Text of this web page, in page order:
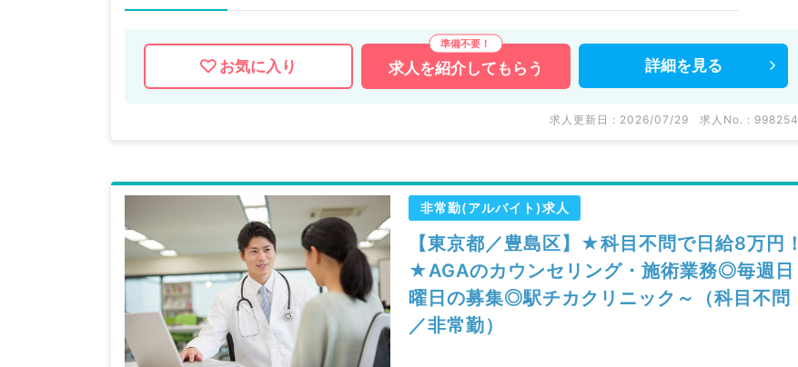
お気に入り 求人を紹介してもらう 詳細を 見る
求人更新日 : 2026/07/29 求人No. : 998254
非常勤(アルバイト)求人
【東京都／豊島区】★科目不問で日給8万円！
★AGAのカウンセリング・施術業務◎毎週日
曜日の募集◎駅チカクリニック～（科目不問
／非常勤）